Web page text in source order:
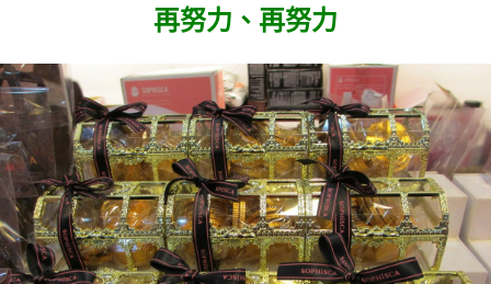
再努力、再努力